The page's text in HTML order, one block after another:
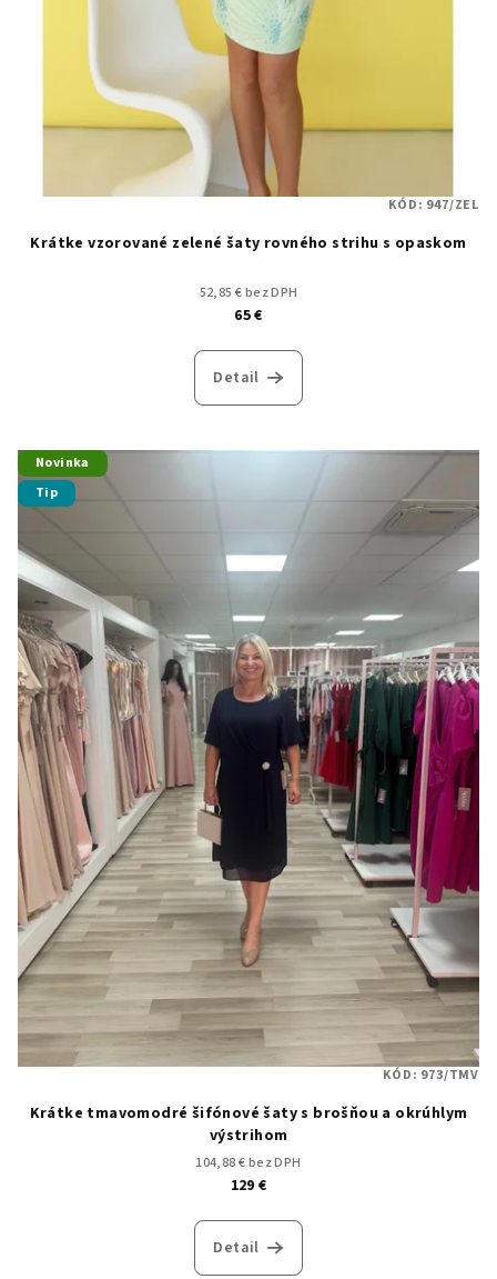
Krátke vzorované zelené šaty rovného strihu s opaskom
52,85 € bez DPH
65 €
Detail
KÓD: 947/ZEL
Novinka
Tip
Krátke tmavomodré šifónové šaty s brošňou a okrúhlym
výstrihom
104,88 € bez DPH
129 €
Detail
KÓD: 973/TMV